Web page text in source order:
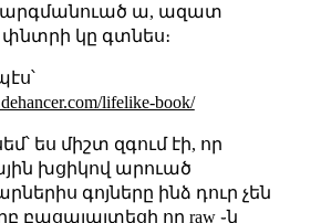
ա, ազատ
կը գտնես։
lifelike-book/
ես միշտ զգում էի, որ
խցիկով արուած
գոյները ինձ դուր չեն
բացայայտեցի որ raw ֊ն